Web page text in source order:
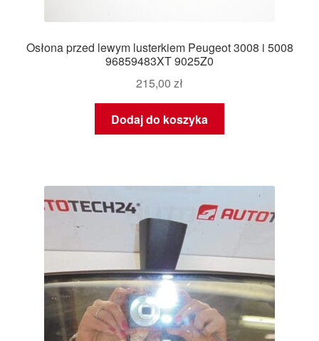
Osłona przed lewym lusterkiem Peugeot 3008 i 5008
96859483XT 9025Z0
215,00 zł
Dodaj do koszyka